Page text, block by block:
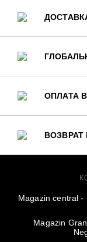
ОПЛАТА
ВОЗВРАТ
Magazin central -
Magazin